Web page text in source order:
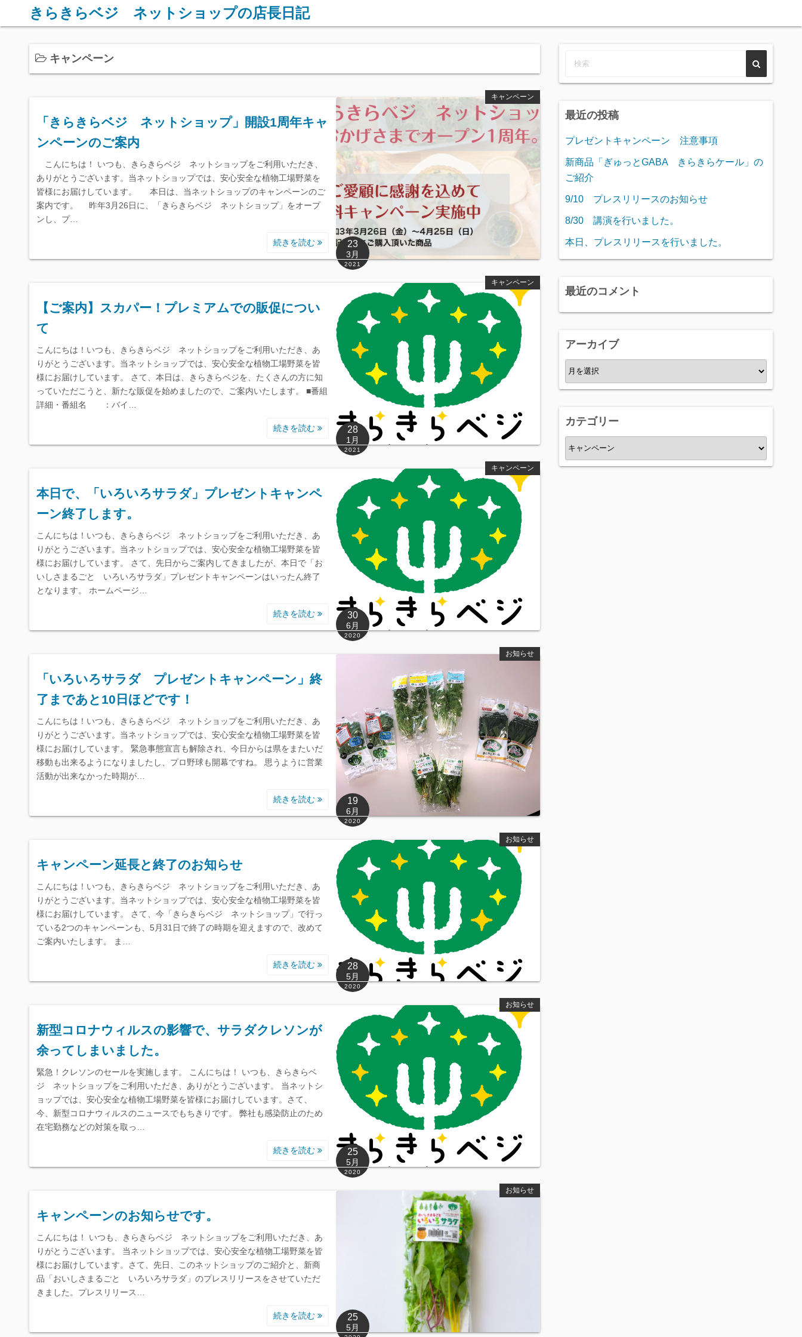
きらきらベジ ネットショップの店長日記
キャンペーン
キャンペーン
23
3月
2021
「きらきらベジ ネットショップ」開設1周年キャ
ンペーンのご案内
こんにちは！ いつも、きらきらベジ ネットショップをご利用いただき、
ありがとうございます。当ネットショップでは、安心安全な植物工場野菜を
皆様にお届けしています。 本日は、当ネットショップのキャンペーンのご
案内です。 昨年3月26日に、「きらきらベジ ネットショップ」をオープ
ンし、プ…
続きを読む
キャンペーン
28
1月
2021
【ご案内】スカパー！プレミアムでの販促につい
て
こんにちは！いつも、きらきらベジ ネットショップをご利用いただき、あ
りがとうございます。当ネットショップでは、安心安全な植物工場野菜を皆
様にお届けしています。 さて、本日は、きらきらベジを、たくさんの方に知
っていただこうと、新たな販促を始めましたので、ご案内いたします。 ■番組
詳細・番組名 ：バイ…
続きを読む
キャンペーン
30
6月
2020
本日で、「いろいろサラダ」プレゼントキャンペ
ーン終了します。
こんにちは！いつも、きらきらベジ ネットショップをご利用いただき、あ
りがとうございます。当ネットショップでは、安心安全な植物工場野菜を皆
様にお届けしています。 さて、先日からご案内してきましたが、本日で「お
いしさまるごと いろいろサラダ」プレゼントキャンペーンはいったん終了
となります。 ホームページ…
続きを読む
お知らせ
19
6月
2020
「いろいろサラダ プレゼントキャンペーン」終
了まであと10日ほどです！
こんにちは！いつも、きらきらベジ ネットショップをご利用いただき、あ
りがとうございます。当ネットショップでは、安心安全な植物工場野菜を皆
様にお届けしています。 緊急事態宣言も解除され、今日からは県をまたいだ
移動も出来るようになりましたし、プロ野球も開幕ですね。 思うように営業
活動が出来なかった時期が…
続きを読む
お知らせ
28
5月
2020
キャンペーン延長と終了のお知らせ
こんにちは！いつも、きらきらベジ ネットショップをご利用いただき、あ
りがとうございます。当ネットショップでは、安心安全な植物工場野菜を皆
様にお届けしています。 さて、今「きらきらベジ ネットショップ」で行っ
ている2つのキャンペーンも、5月31日で終了の時期を迎えますので、改めて
ご案内いたします。 ま…
続きを読む
お知らせ
25
5月
2020
新型コロナウィルスの影響で、サラダクレソンが
余ってしまいました。
緊急！クレソンのセールを実施します。 こんにちは！ いつも、きらきらベ
ジ ネットショップをご利用いただき、ありがとうございます。 当ネットシ
ョップでは、安心安全な植物工場野菜を皆様にお届けしています。さて、
今、新型コロナウィルスのニュースでもちきりです。 弊社も感染防止のため
在宅勤務などの対策を取っ…
続きを読む
お知らせ
25
5月
キャンペーンのお知らせです。
こんにちは！ いつも、きらきらベジ ネットショップをご利用いただき、あ
りがとうございます。 当ネットショップでは、安心安全な植物工場野菜を皆
様にお届けしています。さて、先日、このネットショップのご紹介と、新商
品「おいしさまるごと いろいろサラダ」のプレスリリースをさせていただ
きました。プレスリリース…
続きを読む
最近の投稿
プレゼントキャンペーン 注意事項
新商品「ぎゅっとGABA きらきらケール」の
ご紹介
9/10 プレスリリースのお知らせ
8/30 講演を行いました。
本日、プレスリリースを行いました。
最近のコメント
アーカイブ
ア
ー
ブ
カテゴリー
カ
テ